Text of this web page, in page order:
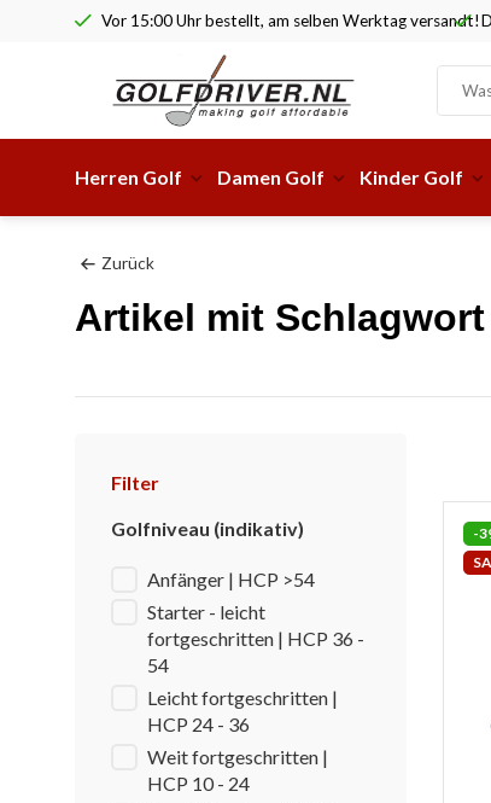
Vor 15:00 Uhr bestellt, am selben Werktag versandt!
Herren Golf Damen Golf Kinder Golf
Zurück
Artikel mit Schlagwort
Filter
Golfniveau (indikativ)
Anfänger | HCP >54
Starter - leicht
fortgeschritten | HCP 36 -
54
Leicht fortgeschritten |
HCP 24 - 36
Weit fortgeschritten |
HCP 10 - 24
-